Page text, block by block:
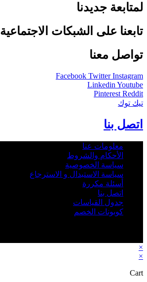
لمتابعة جديدنا
تابعنا على الشبكات الاجتماعية
تواصل معنا
Facebook Twitter Instagram
Linkedin Youtube
Pinterest Reddit
تيك توك
اتصل بنا
معلومات عنا
الأحكام والشروط
سياسة الخصوصية
سياسة الاستبدال و الاسترجاع
أسئلة مكررة
اتصل بنا
جدول القياسات
كوبونات الخصم
×
×
Cart